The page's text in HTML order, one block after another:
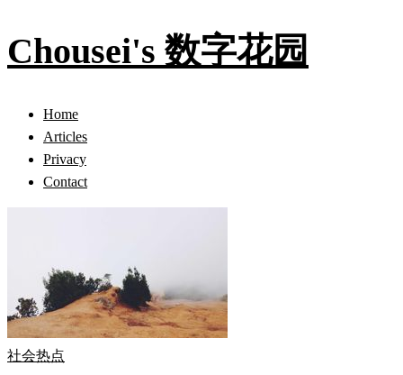
Chousei's 数字花园
Home
Articles
Privacy
Contact
社会热点